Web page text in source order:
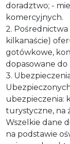
doradztwo; -
komercyjnych.
2.
kilkanaście)
gotówkowe,
dopasowane
3.
ubezpieczenia:
turystyczne, na
Wszelkie dane
na podstawie